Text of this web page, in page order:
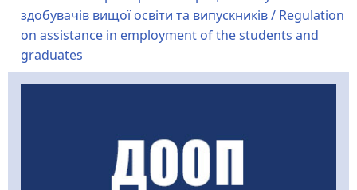
здобувачів вищої освіти та випускників / Regulation
on assistance in employment of the students and
graduates